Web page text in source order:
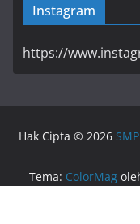
Instagram
https://
Hak Cipta © 2026
Tema: ColorMag